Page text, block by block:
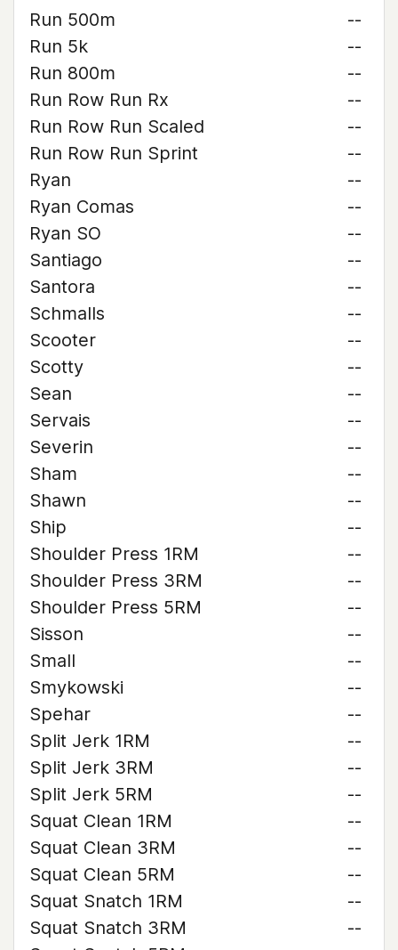
Run 500m
--
Run 5k
--
Run 800m
--
Run Row Run Rx
--
Run Row Run Scaled
--
Run Row Run Sprint
--
Ryan
--
Ryan Comas
--
Ryan SO
--
Santiago
--
Santora
--
Schmalls
--
Scooter
--
Scotty
--
Sean
--
Servais
--
Severin
--
Sham
--
Shawn
--
Ship
--
Shoulder Press 1RM
--
Shoulder Press 3RM
--
Shoulder Press 5RM
--
Sisson
--
Small
--
Smykowski
--
Spehar
--
Split Jerk 1RM
--
Split Jerk 3RM
--
Split Jerk 5RM
--
Squat Clean 1RM
--
Squat Clean 3RM
--
Squat Clean 5RM
--
Squat Snatch 1RM
--
Squat Snatch 3RM
--